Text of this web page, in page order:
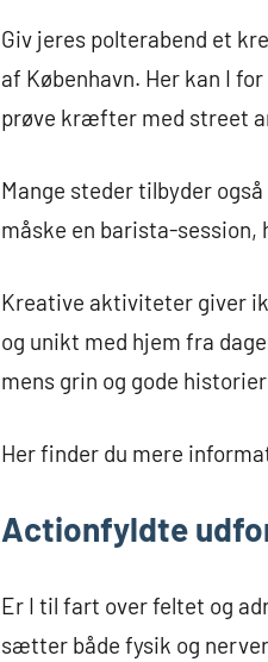
Giv jeres polterabend et
af København. Her kan I
prøve kræfter med street
Mange steder tilbyder
måske en barista-session,
Kreative aktiviteter giver
og unikt med hjem fra
mens grin og gode
Her finder du mere
Actionfyldte
Er I til fart over feltet og
sætter både fysik og